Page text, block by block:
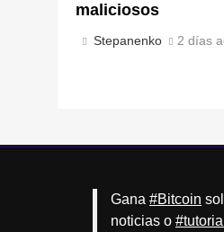
maliciosos
Stepanenko 2 días
Gana #Bitcoin
noticias o